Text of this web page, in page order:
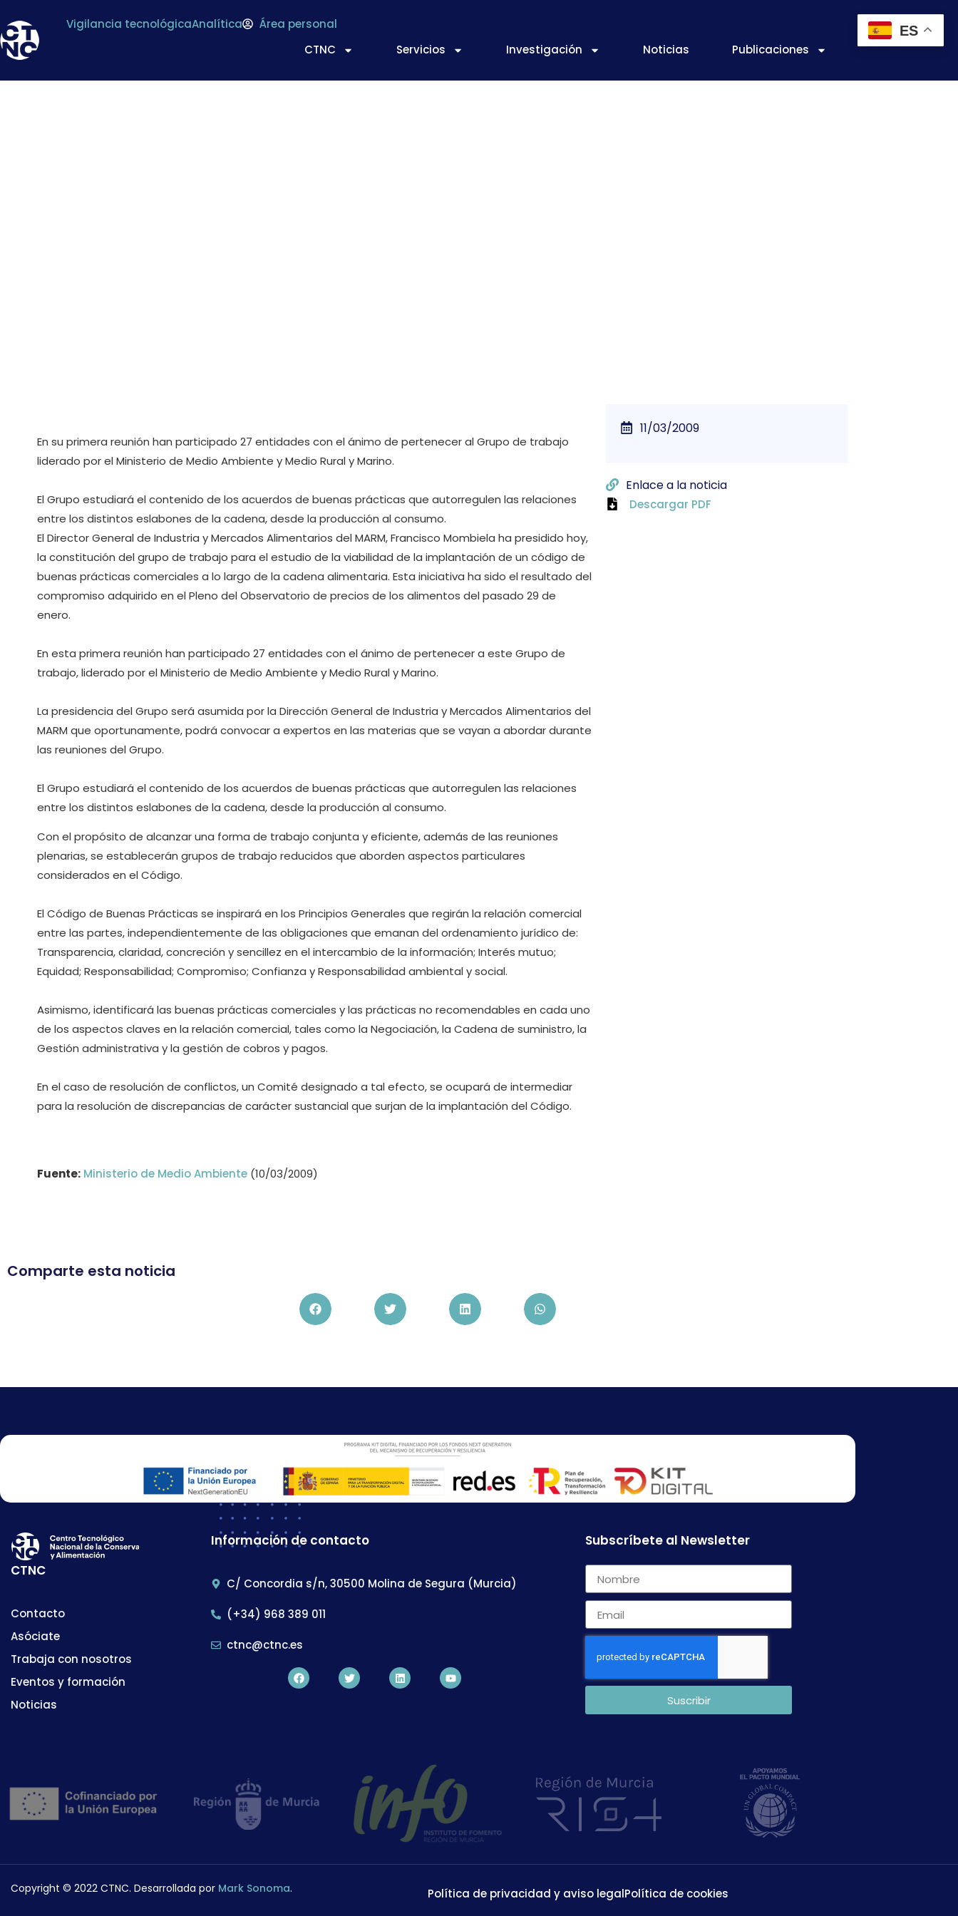
Vigilancia tecnológicaAnalítica
Área personal
CTNC
Servicios Investigación Noticias Publicaciones
En su primera reunión han participado 27 entidades con el ánimo de pertenecer al Grupo de trabajo
liderado por el Ministerio de Medio Ambiente y Medio Rural y Marino.
El Grupo estudiará el contenido de los acuerdos de buenas prácticas que autorregulen las relaciones
entre los distintos eslabones de la cadena, desde la producción al consumo.
El Director General de Industria y Mercados Alimentarios del MARM, Francisco Mombiela ha presidido hoy,
la constitución del grupo de trabajo para el estudio de la viabilidad de la implantación de un código de
buenas prácticas comerciales a lo largo de la cadena alimentaria. Esta iniciativa ha sido el resultado del
compromiso adquirido en el Pleno del Observatorio de precios de los alimentos del pasado 29 de
enero.
En esta primera reunión han participado 27 entidades con el ánimo de pertenecer a este Grupo de
trabajo, liderado por el Ministerio de Medio Ambiente y Medio Rural y Marino.
La presidencia del Grupo será asumida por la Dirección General de Industria y Mercados Alimentarios del
MARM que oportunamente, podrá convocar a expertos en las materias que se vayan a abordar durante
las reuniones del Grupo.
El Grupo estudiará el contenido de los acuerdos de buenas prácticas que autorregulen las relaciones
entre los distintos eslabones de la cadena, desde la producción al consumo.
Con el propósito de alcanzar una forma de trabajo conjunta y eficiente, además de las reuniones
plenarias, se establecerán grupos de trabajo reducidos que aborden aspectos particulares
considerados en el Código.
El Código de Buenas Prácticas se inspirará en los Principios Generales que regirán la relación comercial
entre las partes, independientemente de las obligaciones que emanan del ordenamiento jurídico de:
Transparencia, claridad, concreción y sencillez en el intercambio de la información; Interés mutuo;
Equidad; Responsabilidad; Compromiso; Confianza y Responsabilidad ambiental y social.
Asimismo, identificará las buenas prácticas comerciales y las prácticas no recomendables en cada uno
de los aspectos claves en la relación comercial, tales como la Negociación, la Cadena de suministro, la
Gestión administrativa y la gestión de cobros y pagos.
En el caso de resolución de conflictos, un Comité designado a tal efecto, se ocupará de intermediar
para la resolución de discrepancias de carácter sustancial que surjan de la implantación del Código.
Fuente: Ministerio de Medio Ambiente (10/03/2009)
11/03/2009
Enlace a la noticia
Descargar PDF
Comparte esta noticia
CTNC
Contacto
Asóciate
Trabaja con nosotros
Eventos y formación
Noticias
Información de contacto
C/ Concordia s/n, 30500 Molina de Segura (Murcia)
(+34) 968 389 011
ctnc@ctnc.es
Subscríbete al Newsletter
Suscribir
Copyright © 2022 CTNC. Desarrollada por Mark Sonoma. Política de privacidad y aviso legalPolítica de cookies
ES